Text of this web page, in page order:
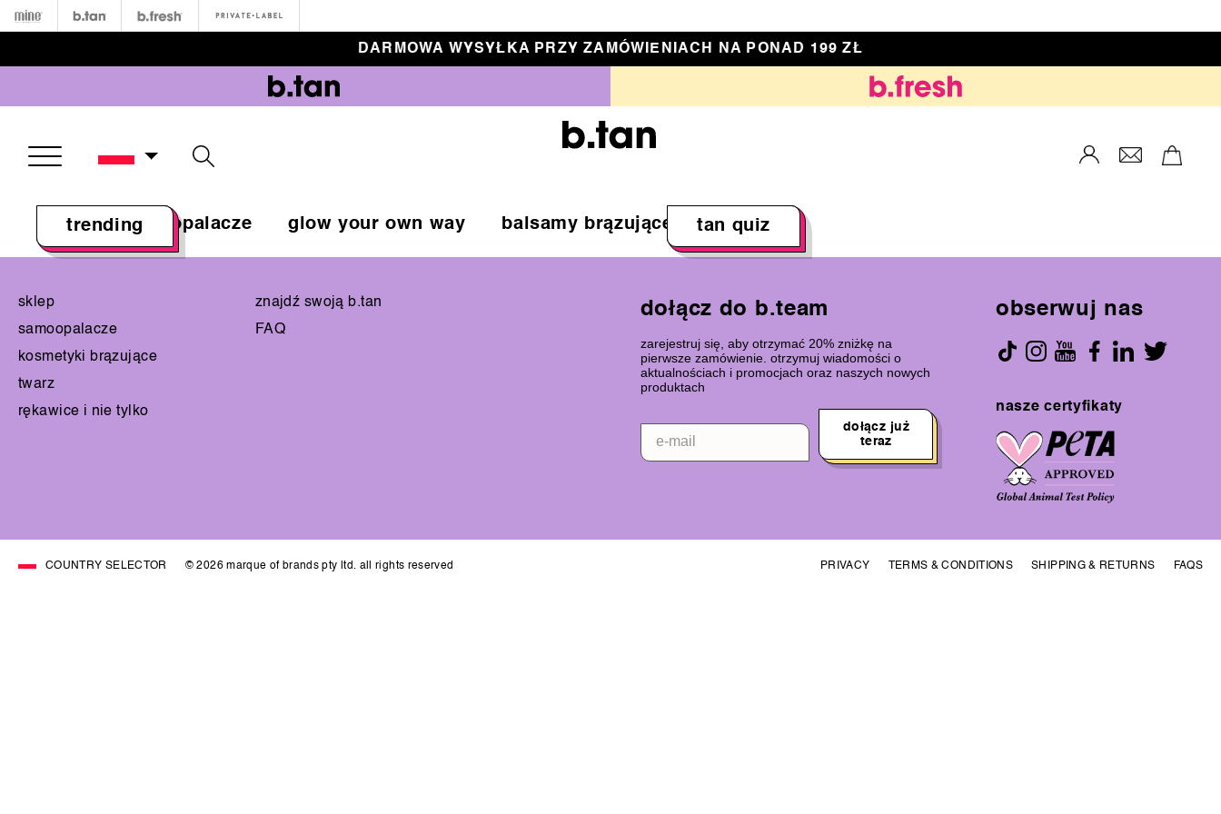
Minetan b.tan b.fresh
DARMOWA WYSYŁKA PRZY ZAMÓWIENIACH NA PONAD 199 ZŁ
Open Menu
trending
sklep samoopalacze glow your own way balsamy brązujące wyprzedaż
tan quiz
sklep
samoopalacze
kosmetyki brązujące
twarz
rękawice i nie tylko
znajdź swoją b.tan
FAQ
dołącz do b.team
zarejestruj się, aby otrzymać 20% zniżkę na
pierwsze zamówienie. otrzymuj wiadomości o
aktualnościach i promocjach oraz naszych nowych
produktach
dołącz już
teraz
obserwuj nas
nasze certyfikaty
COUNTRY SELECTOR © 2026 marque of brands pty ltd. all rights reserved PRIVACY TERMS & CONDITIONS SHIPPING & RETURNS FAQS